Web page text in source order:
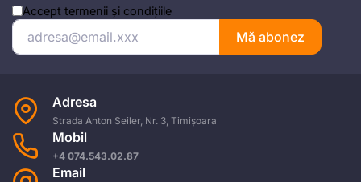
Accept termenii și condițiile
Mă abonez
Adresa
Strada Anton Seiler, Nr. 3, Timișoara
Mobil
+4 074.543.02.87
Email